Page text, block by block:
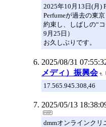
2025年10月13日(月)
Perfumeが過去の東
約束し、しばしの“
9月25日）
お久しぶりです。
2025/08/31
メディ）振興会
17.565.945.308,46
2025/05/13
dmmオンラインクリ